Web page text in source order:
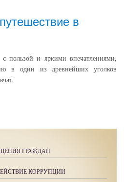
в
пользой и яркими впечатлениями,
в один из древнейших уголков
ГРАЖДАН
КОРРУПЦИИ